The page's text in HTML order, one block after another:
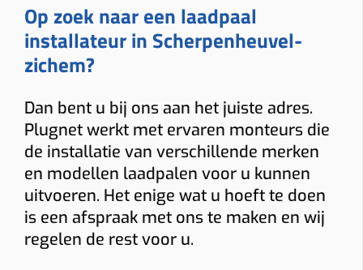
Op zoek naar een laadpaal
installateur in Scherpenheuvel-
zichem?
Dan bent u bij ons aan het juiste adres.
Plugnet werkt met ervaren monteurs die
de installatie van verschillende merken
en modellen laadpalen voor u kunnen
uitvoeren. Het enige wat u hoeft te doen
is een afspraak met ons te maken en wij
regelen de rest voor u.